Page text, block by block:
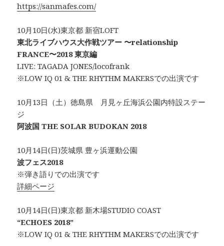
https://sanmafes.com/
10月10日(水)東京都 新宿LOFT
東北ライブハウス大作戦ツアー 〜relationship
FRANCE〜2018 東京編
LIVE: TAGADA JONES/locofrank
※LOW IQ 01 & THE RHYTHM MAKERSでの出演です
10月13日（土）徳島県 月見ヶ丘海浜公園内特設ステー
ジ
阿波国 THE SOLAR BUDOKAN 2018
10月14日(日)茨城県 豊ヶ浜運動公園
波フェス2018
※弾き語りでの出演です
詳細ページ
10月14日(日)東京都 新木場STUDIO COAST
“ECHOES 2018”
※LOW IQ 01 & THE RHYTHM MAKERSでの出演です